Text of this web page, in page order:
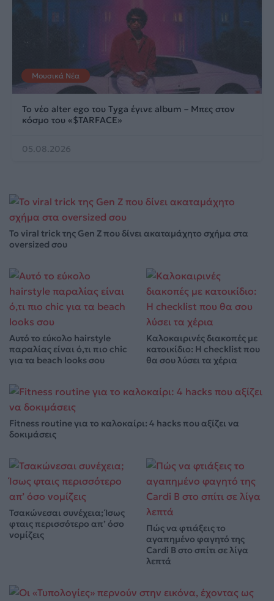
Μουσικά Νέα
Το νέο alter ego του Tyga έγινε album – Μπες στον
κόσμο του «$TARFACE»
05.08.2026
Το viral trick της Gen Z που δίνει ακαταμάχητο σχήμα στα
oversized σου
Αυτό το εύκολο hairstyle
παραλίας είναι ό,τι πιο chic
για τα beach looks σου
Καλοκαιρινές διακοπές με
κατοικίδιο: Η checklist που
θα σου λύσει τα χέρια
Fitness routine για το καλοκαίρι: 4 hacks που αξίζει να
δοκιμάσεις
Τσακώνεσαι συνέχεια; Ίσως
φταις περισσότερο απ’ όσο
νομίζεις
Πώς να φτιάξεις το
αγαπημένο φαγητό της
Cardi B στο σπίτι σε λίγα
λεπτά